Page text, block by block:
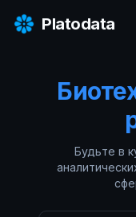
Platodata
Будьте в